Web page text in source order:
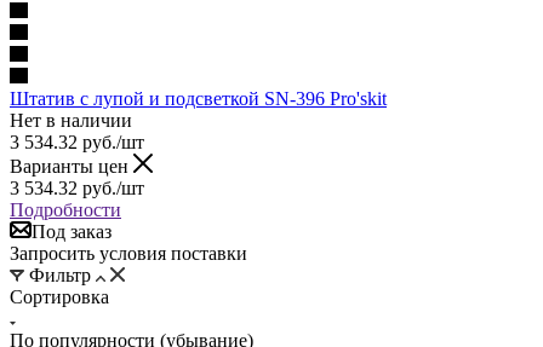
Штатив с лупой и подсветкой SN-396 Pro'skit
Нет в наличии
3 534.32 руб./шт
Варианты цен
3 534.32 руб./шт
Подробности
Под заказ
Запросить условия поставки
Фильтр
Сортировка
По популярности (убывание)